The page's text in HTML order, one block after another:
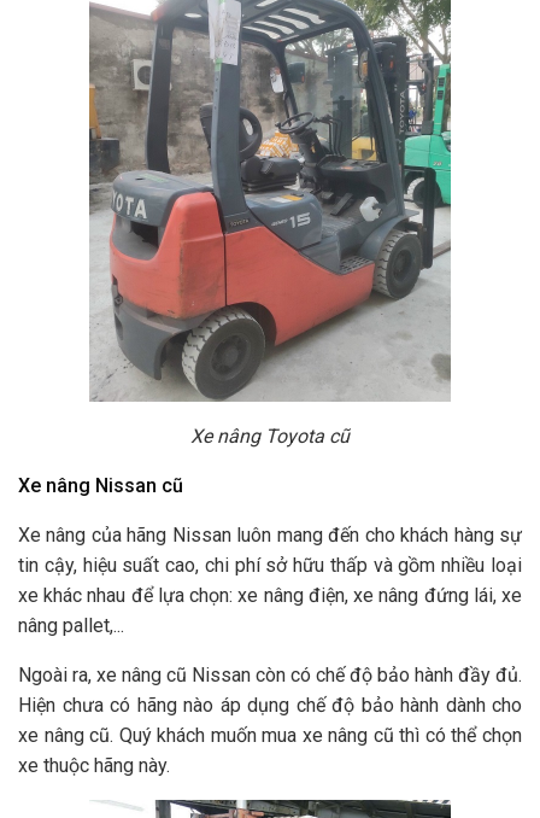
Xe nâng Toyota cũ
Xe nâng Nissan cũ
Xe nâng của hãng Nissan luôn mang đến cho khách hàng sự
tin cậy, hiệu suất cao, chi phí sở hữu thấp và gồm nhiều loại
xe khác nhau để lựa chọn: xe nâng điện, xe nâng đứng lái, xe
nâng pallet,...
Ngoài ra, xe nâng cũ Nissan còn có chế độ bảo hành đầy đủ.
Hiện chưa có hãng nào áp dụng chế độ bảo hành dành cho
xe nâng cũ. Quý khách muốn mua xe nâng cũ thì có thể chọn
xe thuộc hãng này.